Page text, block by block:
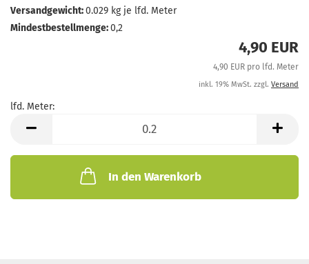
Versandgewicht:0.029 kg je lfd. Meter
Mindestbestellmenge:0,2
4,90 EUR
4,90 EUR pro lfd. Meter
inkl. 19% MwSt. zzgl. Versand
lfd. Meter:
Meter
In den Warenkorb